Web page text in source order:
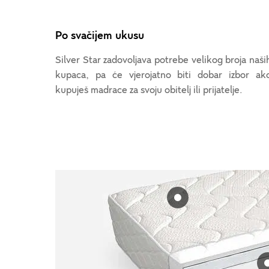
Po svačijem ukusu
Silver Star zadovoljava potrebe velikog broja
kupaca, pa će vjerojatno biti dobar izbor
kupuješ madrace za svoju obitelj ili prijatelje.